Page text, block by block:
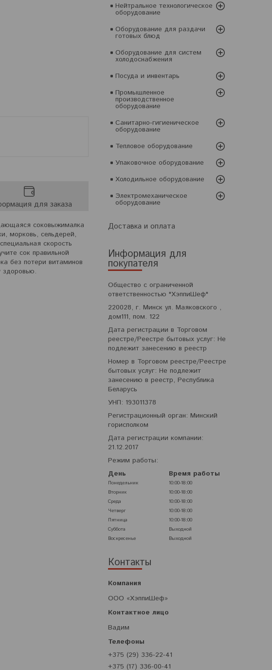
Нейтральное технологическое
оборудование
Оборудование для раздачи
готовых блюд
Оборудование для систем
холодоснабжения
Посуда и инвентарь
Промышленное
производственное
оборудование
Санитарно-гигиеническое
оборудование
Тепловое оборудование
Упаковочное оборудование
Холодильное оборудование
Электромеханическое
оборудование
Доставка и оплата
Информация для
покупателя
Общество с ограниченной
ответственностью "ХэппиШеф"
220028, г. Минск ул. Маяковского ,
дом111, пом. 122
Дата регистрации в Торговом
реестре/Реестре бытовых услуг: Не
подлежит занесению в реестр
Номер в Торговом реестре/Реестре
бытовых услуг: Не подлежит
занесению в реестр, Республика
Беларусь
УНП: 193011378
Регистрационный орган: Минский
горисполком
Дата регистрации компании:
21.12.2017
Режим работы:
День
Время работы
Понедельник
10:00-18:00
Вторник
10:00-18:00
Среда
10:00-18:00
Четверг
10:00-18:00
Пятница
10:00-18:00
Суббота
Выходной
Воскресенье
Выходной
Контакты
ООО «ХэппиШеф»
Вадим
+375 (29) 336-22-41
+375 (17) 336-00-41
для заказа
соковыжималка
морковь, сельдерей,
скорость
сок правильной
без потери витаминов
здоровью.